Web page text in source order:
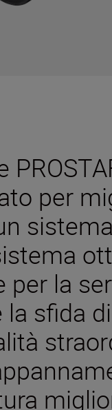
per
per la
la sfida